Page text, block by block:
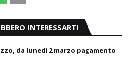
INTERESSARTI
da lunedì 2 marzo pagamento